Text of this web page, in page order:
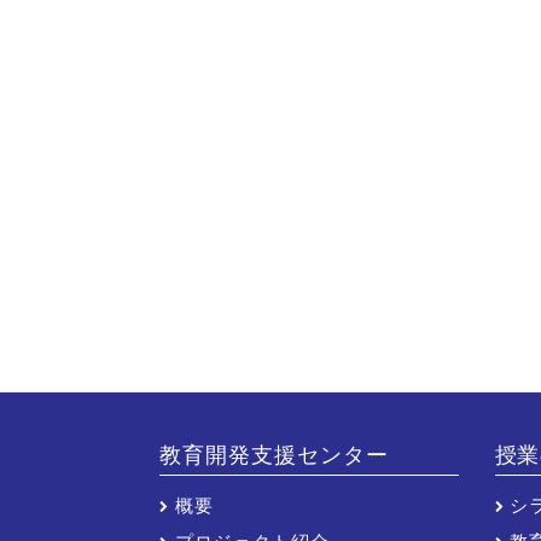
教育開発支援センター
概要
授
シ